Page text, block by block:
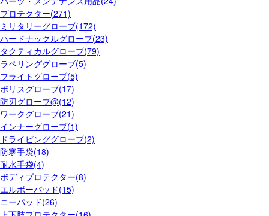
プロテクター(271)
ミリタリーグローブ(172)
ハードナックルグローブ(23)
タクティカルグローブ(79)
ラペリンググローブ(5)
フライトグローブ(5)
ポリスグローブ(17)
防刃グローブ@(12)
ワークグローブ(21)
インナーグローブ(1)
ドライビンググローブ(2)
防寒手袋(18)
耐水手袋(4)
ボディプロテクター(8)
エルボーパッド(15)
ニーパッド(26)